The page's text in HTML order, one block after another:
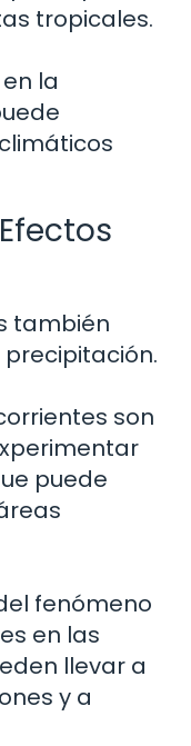
tropicales.
la
también
son
puede
fenómeno
en las
llevar a
y a